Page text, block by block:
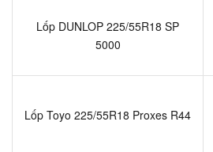
Lốp DUNLOP 225/55R18 SP
5000
Lốp Toyo 225/55R18 Proxes R44